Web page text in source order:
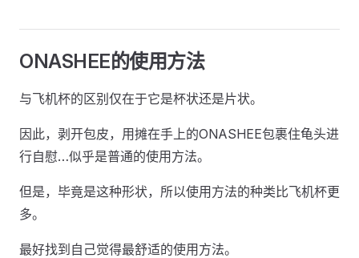
ONASHEE的使用方法
与飞机杯的区别仅在于它是杯状还是片状。
因此，剥开包皮，用摊在手上的ONASHEE包裹住龟头进
行自慰…似乎是普通的使用方法。
但是，毕竟是这种形状，所以使用方法的种类比飞机杯更
多。
最好找到自己觉得最舒适的使用方法。